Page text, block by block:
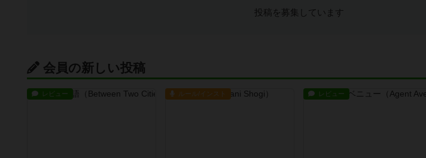
投稿を募集しています
会員の新しい投稿
レビュー ルール/インスト レビュー